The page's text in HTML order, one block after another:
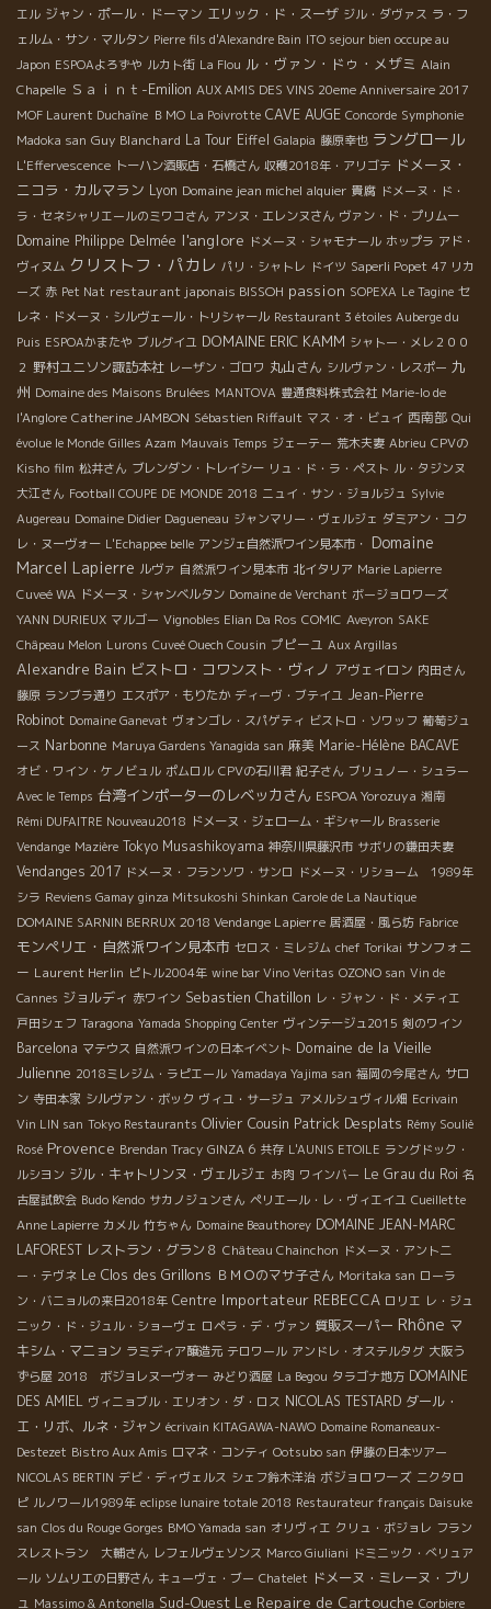
エル ジャン・ポール・ドーマン エリック・ド・スーザ ジル・ダヴァス ラ・フ
ェルム・サン・マルタン Pierre fils d'Alexandre Bain ITO sejour bien occupe au
Japon ESPOAよろずや ルカト街 La Flou ル・ヴァン・ドゥ・メザミ Alain
Chapelle Ｓａｉｎｔ-Emilion AUX AMIS DES VINS 20eme Anniversaire 2017
MOF Laurent Duchaîne ＢＭО La Poivrotte CAVE AUGE Concorde Symphonie
Madoka san Guy Blanchard La Tour Eiffel Galapia 藤原幸也 ラングロール
L'Effervescence トーハン酒販店・石橋さん 収穫2018年・アリゴテ ドメーヌ・
ニコラ・カルマラン Lyon Domaine jean michel alquier 貴腐 ドメーヌ・ド・
ラ・セネシャリエールのミワコさん アンヌ・エレンヌさん ヴァン・ド・プリムー
Domaine Philippe Delmée l'anglore ドメーヌ・シャモナール ホップラ アド・
ヴィヌム クリストフ・パカレ パリ・シャトレ ドイツ Saperli Popet 47 リカ
ーズ 赤 Pet Nat restaurant japonais BISSOH passion SOPEXA Le Tagine セ
レネ・ドメーヌ・シルヴェール・トリシャール Restaurant 3 étoiles Auberge du
Puis ESPOAかまたや ブルグイユ DOMAINE ERIC KAMM シャトー・メレ２００
２ 野村ユニソン諏訪本社 レーザン・ゴロワ 丸山さん シルヴァン・レスポー 九
州 Domaine des Maisons Brulées MANTOVA 豊通食料株式会社 Marie-lo de
l'Anglore Catherine JAMBON Sébastien Riffault マス・オ・ビュイ 西南部 Qui
évolue le Monde Gilles Azam Mauvais Temps ジェーテー 荒木夫妻 Abrieu CPVの
Kisho film 松井さん ブレンダン・トレイシー リュ・ド・ラ・ペスト ル・タジンヌ
大江さん Football COUPE DE MONDE 2018 ニュイ・サン・ジョルジュ Sylvie
Augereau Domaine Didier Dagueneau ジャンマリー・ヴェルジェ ダミアン・コク
レ・ヌーヴォー L'Echappee belle アンジェ自然派ワイン見本市・ Domaine
Marcel Lapierre ルヴァ 自然派ワイン見本市 北イタリア Marie Lapierre
Cuveé WA ドメーヌ・シャンベルタン Domaine de Verchant ボージョロワーズ
YANN DURIEUX マルゴー Vignobles Elian Da Ros COMIC Aveyron SAKE
Châpeau Melon Lurons Cuveé Ouech Cousin プピーユ Aux Argillas
Alexandre Bain ビストロ・コワンスト・ヴィノ アヴェイロン 内田さん
藤原 ランブラ通り エスポア・もりたか ディーヴ・ブテイユ Jean-Pierre
Robinot Domaine Ganevat ヴォンゴレ・スパゲティ ビストロ・ソワッフ 葡萄ジュ
ース Narbonne Maruya Gardens Yanagida san 麻美 Marie-Hélène BACAVE
オビ・ワイン・ケノビュル ポムロル CPVの石川君 紀子さん ブリュノー・シュラー
Avec le Temps 台湾インポーターのレベッカさん ESPOA Yorozuya 湘南
Rémi DUFAITRE Nouveau2018 ドメーヌ・ジェローム・ギシャール Brasserie
Vendange Mazière Tokyo Musashikoyama 神奈川県藤沢市 サボリの鎌田夫妻
Vendanges 2017 ドメーヌ・フランソワ・サンロ ドメーヌ・リショーム 1989年
シラ Reviens Gamay ginza Mitsukoshi Shinkan Carole de La Nautique
DOMAINE SARNIN BERRUX 2018 Vendange Lapierre 居酒屋・風ら坊 Fabrice
モンペリエ・自然派ワイン見本市 セロス・ミレジム chef Torikai サンフォニ
ー Laurent Herlin ピトル2004年 wine bar Vino Veritas OZONO san Vin de
Cannes ジョルディ 赤ワイン Sebastien Chatillon レ・ジャン・ド・メティエ
戸田シェフ Taragona Yamada Shopping Center ヴィンテージュ2015 剣のワイン
Barcelona マテウス 自然派ワインの日本イベント Domaine de la Vieille
Julienne 2018ミレジム・ラピエール Yamadaya Yajima san 福岡の今尾さん サロ
ン 寺田本家 シルヴァン・ボック ヴィユ・サージュ アメルシュヴィル畑 Ecrivain
Vin LIN san Tokyo Restaurants Olivier Cousin Patrick Desplats Rémy Soulié
Rosé Provence Brendan Tracy GINZA 6 共存 L'AUNIS ETOILE ラングドック・
ルシヨン ジル・キャトリンヌ・ヴェルジェ お肉 ワインバー Le Grau du Roi 名
古屋試飲会 Budo Kendo サカノジュンさん ペリエール・レ・ヴィエイユ Cueillette
Anne Lapierre カメル 竹ちゃん Domaine Beauthorey DOMAINE JEAN-MARC
LAFOREST レストラン・グラン８ Château Chainchon ドメーヌ・アント二
ー・テヴネ Le Clos des Grillons ＢＭＯのマサ子さん Moritaka san ローラ
ン・バニョルの来日2018年 Centre Importateur REBECCA ロリエ レ・ジュ
ニック・ド・ジュル・ショーヴェ ロペラ・デ・ヴァン 質販スーパー Rhône マ
キシム・マニョン ラミディア醸造元 テロワール アンドレ・オステルタグ 大阪う
ずら屋 2018 ボジョレヌーヴォー みどり酒屋 La Begou タラゴナ地方 DOMAINE
DES AMIEL ヴィニョブル・エリオン・ダ・ロス NICOLAS TESTARD ダール・
エ・リボ、ルネ・ジャン écrivain KITAGAWA-NAWO Domaine Romaneaux-
Destezet Bistro Aux Amis ロマネ・コンティ Ootsubo san 伊藤の日本ツアー
NICOLAS BERTIN デビ・ディヴェルス シェフ鈴木洋治 ボジョロワーズ ニクタロ
ピ ルノワール1989年 eclipse lunaire totale 2018 Restaurateur français Daisuke
san Clos du Rouge Gorges BMO Yamada san オリヴィエ クリュ・ボジョレ フラン
スレストラン 大輔さん レフェルヴェソンス Marco Giuliani ドミニック・べリュア
ール ソムリエの日野さん キューヴェ・ブー Chatelet ドメーヌ・ミレーヌ・ブリ
ュ Massimo & Antonella Sud-Ouest Le Repaire de Cartouche Corbiere